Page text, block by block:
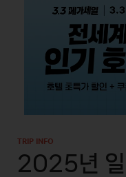
TRIP INFO
2025년 일